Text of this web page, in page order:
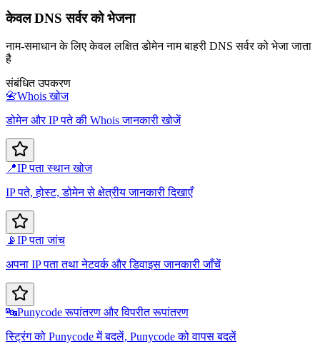
केवल DNS सर्वर को भेजना
नाम-समाधान के लिए केवल लक्षित डोमेन नाम बाहरी DNS सर्वर को भेजा जाता
है
संबंधित उपकरण
📇Whois खोज
डोमेन और IP पते की Whois जानकारी खोजें
📍IP पता स्थान खोज
IP पते, होस्ट, डोमेन से क्षेत्रीय जानकारी दिखाएँ
📡IP पता जांच
अपना IP पता तथा नेटवर्क और डिवाइस जानकारी जाँचें
🔤Punycode रूपांतरण और विपरीत रूपांतरण
स्ट्रिंग को Punycode में बदलें, Punycode को वापस बदलें